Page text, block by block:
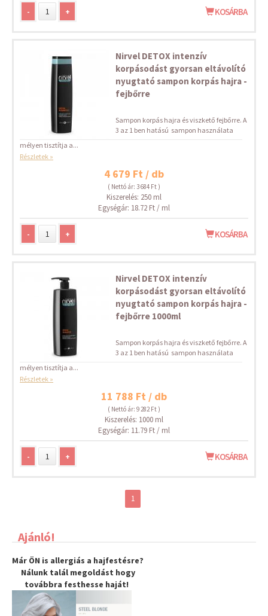
- + KOSÁRBA
Nirvel DETOX intenzív
korpásodást gyorsan eltávolító
nyugtató sampon korpás hajra -
fejbőrre
Sampon korpás hajra és viszkető fejbőrre. A
3 az 1 ben hatású sampon használata
mélyen tisztítja a...
Részletek »
4 679 Ft / db
( Nettó ár: 3 684 Ft )
Kiszerelés: 250 ml
Egységár: 18.72 Ft / ml
- + KOSÁRBA
Nirvel DETOX intenzív
korpásodást gyorsan eltávolító
nyugtató sampon korpás hajra -
fejbőrre 1000ml
Sampon korpás hajra és viszkető fejbőrre. A
3 az 1 ben hatású sampon használata
mélyen tisztítja a...
Részletek »
11 788 Ft / db
( Nettó ár: 9 282 Ft )
Kiszerelés: 1000 ml
Egységár: 11.79 Ft / ml
- + KOSÁRBA
1
Ajánló!
Már ÖN is allergiás a hajfestésre?
Nálunk talál megoldást hogy
továbbra festhesse haját!